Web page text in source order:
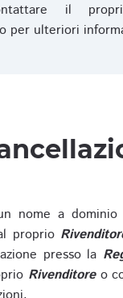
il
per ulteriori
nome a
proprio
presso la
Rivenditoreo